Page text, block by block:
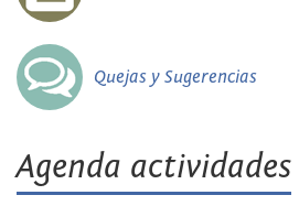
Quejas y Sugerencias
Agenda actividades